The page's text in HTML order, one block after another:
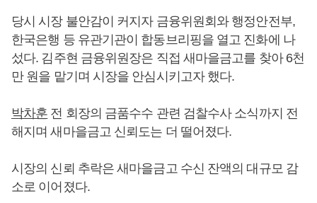
당시 시장 불안감이 커지자 금융위원회와 행정안전부,
한국은행 등 유관기관이 합동브리핑을 열고 진화에 나
섰다. 김주현 금융위원장은 직접 새마을금고를 찾아 6천
만 원을 맡기며 시장을 안심시키고자 했다.
박차훈 전 회장의 금품수수 관련 검찰수사 소식까지 전
해지며 새마을금고 신뢰도는 더 떨어졌다.
시장의 신뢰 추락은 새마을금고 수신 잔액의 대규모 감
소로 이어졌다.